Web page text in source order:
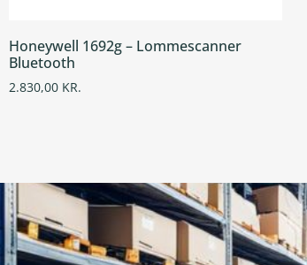
Honeywell 1692g – Lommescanner
Bluetooth
2.830,00 KR.